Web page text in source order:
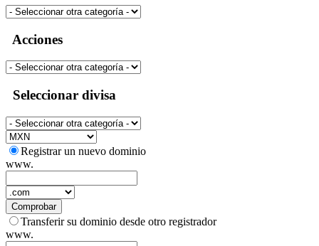
Acciones
Seleccionar divisa
Registrar un nuevo dominio
www.
Comprobar
Transferir su dominio desde otro registrador
www.